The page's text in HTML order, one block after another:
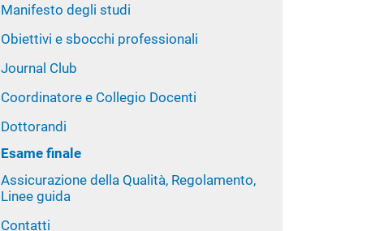
Manifesto degli studi
Obiettivi e sbocchi professionali
Journal Club
Coordinatore e Collegio Docenti
Dottorandi
Esame finale
Assicurazione della Qualità, Regolamento,
Linee guida
Contatti